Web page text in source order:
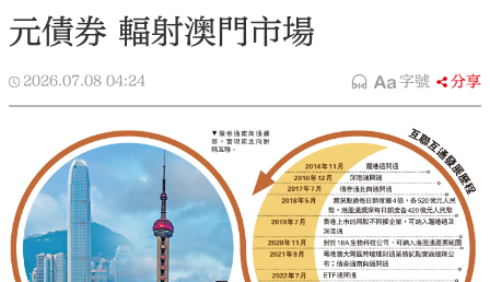
元債券 輻射澳門市場
2026.07.08 04:24 字號 分享